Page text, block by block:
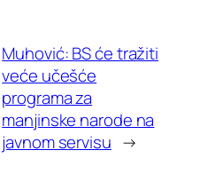
Muhović: BS će tražiti
veće učešće
programa za
manjinske narode na
javnom servisu →